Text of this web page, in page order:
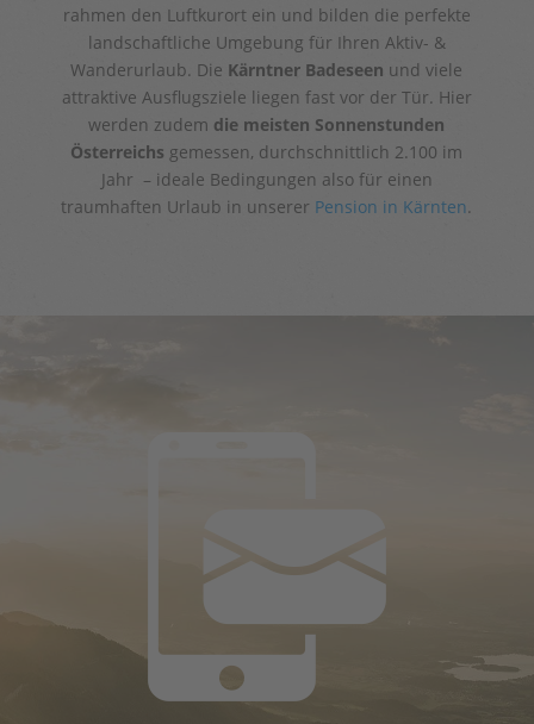
rahmen den Luftkurort ein und bilden die perfekte
landschaftliche Umgebung für Ihren Aktiv- &
Wanderurlaub. Die Kärntner Badeseen und viele
attraktive Ausflugsziele liegen fast vor der Tür. Hier
werden zudem die meisten Sonnenstunden
Österreichs gemessen, durchschnittlich 2.100 im
Jahr – ideale Bedingungen also für einen
traumhaften Urlaub in unserer Pension in Kärnten.